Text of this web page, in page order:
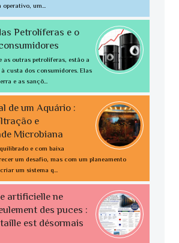
um...
Petrolíferas e o
as outras petrolíferas, estão a
custa dos consumidores. Elas
e as sançõ...
de um Aquário :
e
Microbiana
e com baixa
um desafio, mas com um planeamento
um sistema q...
artificielle ne
des puces :
est désormais